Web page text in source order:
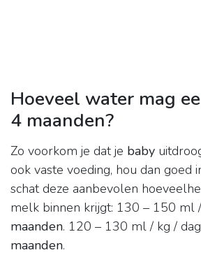
Hoeveel water mag
4 maanden?
Zo voorkom je dat je baby
ook vaste voeding, hou dan goed
schat deze aanbevolen
melk binnen krijgt: 130 – 150 ml
maanden. 120 – 130 ml / kg /
maanden.